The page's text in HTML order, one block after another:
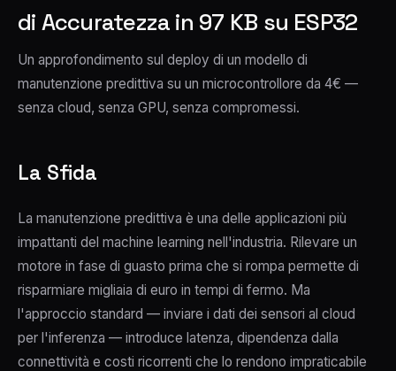
di Accuratezza in 97 KB su ESP32
Un approfondimento sul deploy di un modello di
manutenzione predittiva su un microcontrollore da 4€ —
senza cloud, senza GPU, senza compromessi.
La Sfida
La manutenzione predittiva è una delle applicazioni più
impattanti del machine learning nell'industria. Rilevare un
motore in fase di guasto prima che si rompa permette di
risparmiare migliaia di euro in tempi di fermo. Ma
l'approccio standard — inviare i dati dei sensori al cloud
per l'inferenza — introduce latenza, dipendenza dalla
connettività e costi ricorrenti che lo rendono impraticabile